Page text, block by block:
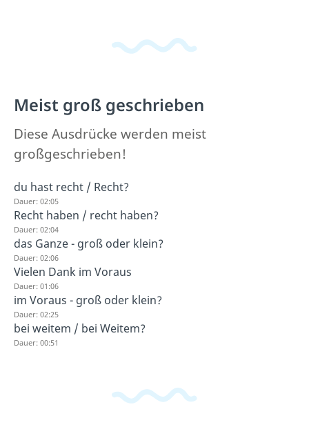
Meist groß geschrieben
Diese Ausdrücke werden meist
großgeschrieben!
du hast recht / Recht?
Dauer: 02:05
Recht haben / recht haben?
Dauer: 02:04
das Ganze - groß oder klein?
Dauer: 02:06
Vielen Dank im Voraus
Dauer: 01:06
im Voraus - groß oder klein?
Dauer: 02:25
bei weitem / bei Weitem?
Dauer: 00:51